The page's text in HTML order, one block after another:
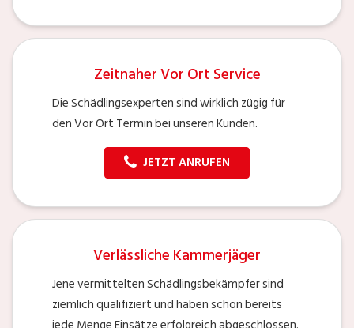
Zeitnaher Vor Ort Service
Die Schädlingsexperten sind wirklich zügig für
den Vor Ort Termin bei unseren Kunden.
JETZT ANRUFEN
Verlässliche Kammerjäger
Jene vermittelten Schädlingsbekämpfer sind
ziemlich qualifiziert und haben schon bereits